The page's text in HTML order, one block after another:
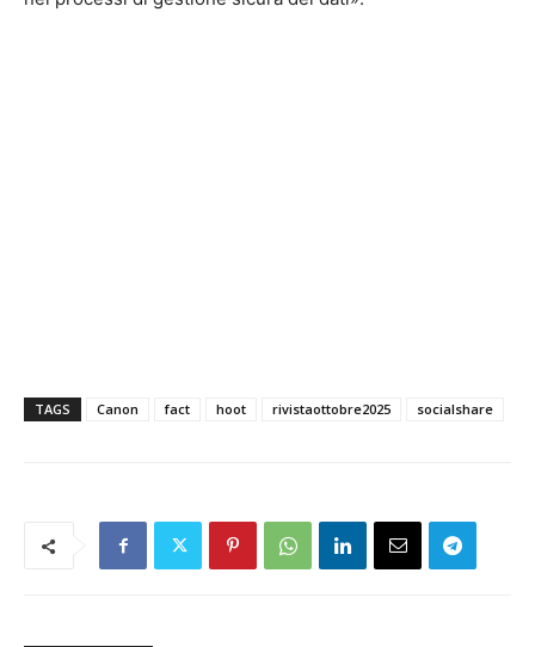
TAGS Canon fact hoot rivistaottobre2025 socialshare